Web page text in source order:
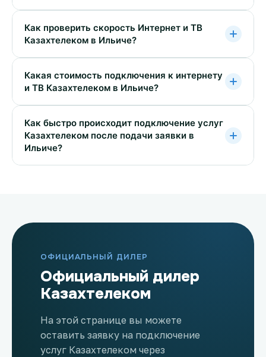
Как проверить скорость Интернет и ТВ
Казахтелеком в Ильиче?
Какая стоимость подключения к интернету
и ТВ Казахтелеком в Ильиче?
Как быстро происходит подключение услуг
Казахтелеком после подачи заявки в
Ильиче?
ОФИЦИАЛЬНЫЙ ДИЛЕР
Официальный дилер
Казахтелеком
На этой странице вы можете
оставить заявку на подключение
услуг Казахтелеком через